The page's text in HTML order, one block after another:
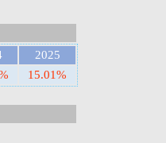
2025
15.01%